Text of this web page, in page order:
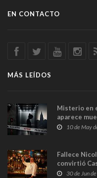
EN CONTACTO
MÁS LEÍDOS
Misterio en
aparece
y las10 de May
Fallece
convirtió
en Madrid
30 de Jun